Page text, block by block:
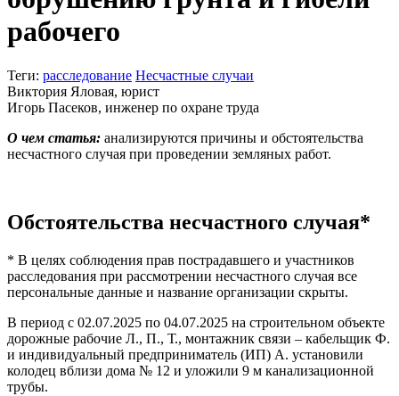
рабочего
Теги: расследование Несчастные случаи
Виктория Яловая, юрист
Игорь Пасеков, инженер по охране труда
О чем статья: анализируются причины и обстоятельства
несчастного случая при проведении земляных работ.
Обстоятельства несчастного случая*
* В целях соблюдения прав пострадавшего и участников
расследования при рассмотрении несчастного случая все
персональные данные и название организации скрыты.
В период с 02.07.2025 по 04.07.2025 на строительном объекте
дорожные рабочие Л., П., Т., монтажник связи – кабельщик Ф.
и индивидуальный предприниматель (ИП) А. установили
колодец вблизи дома № 12 и уложили 9 м канализационной
трубы.